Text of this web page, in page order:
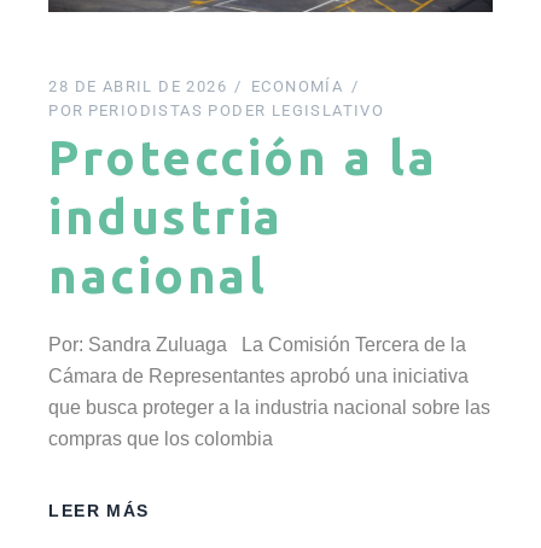
28 DE ABRIL DE 2026
ECONOMÍA
POR PERIODISTAS PODER LEGISLATIVO
Protección a la
industria
nacional
Por: Sandra Zuluaga La Comisión Tercera de la
Cámara de Representantes aprobó una iniciativa
que busca proteger a la industria nacional sobre las
compras que los colombia
LEER MÁS